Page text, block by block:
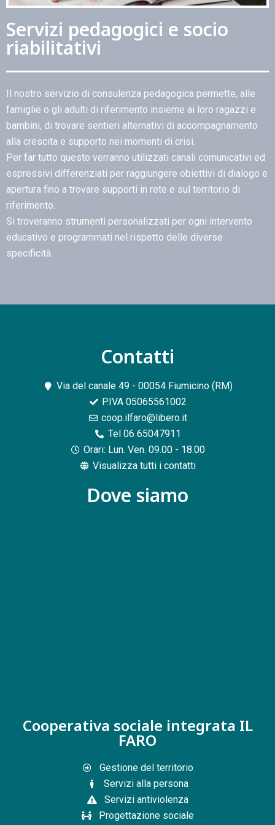
Servizi pedagogici e socio
riabilitativi
Il nostro servizio di consulenza pedagogica permette, alle
famiglie o gli adulti di riferimento insieme ai loro ragazzi e
bambini, di trovare sentieri alternativi di accompagnamento
alla crescita e supporto nei momenti di crisi.
Per far tutto questo verranno utilizzati canali comunicativi ed
espressivi differenziati per raggiungere obiettivi di dialogo e
apertura fino a trovare supporti in rete e sul territorio di
riferimento.
Si troveranno strumenti personalizzati per ogni intervento
educativo e programmati nel rispetto delle diverse
specificità.
Contatti​
Via del canale 49 - 00054 Fiumicino (RM)
P.IVA 05065561002
coop.ilfaro@libero.it
Tel 06 65047911
Orari: Lun. Ven. 09.00 - 18.00
Visualizza tutti i contatti
Dove siamo
Cooperativa sociale integrata IL
FARO
Gestione del territorio
Servizi alla persona
Servizi antiviolenza
Progettazione sociale